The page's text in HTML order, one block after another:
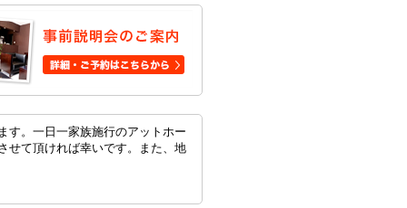
す。一日一家族施行のアットホー
せて頂ければ幸いです。また、地